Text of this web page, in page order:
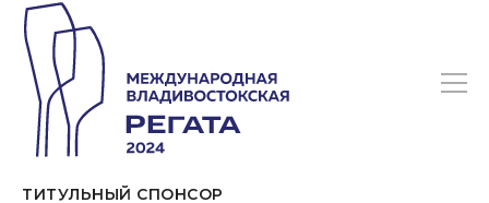
ТИТУЛЬНЫЙ СПОНСОР